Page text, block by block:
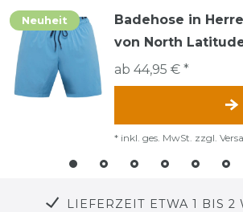
Neuheit
Badehose in
von North
ab 44,95 € *
* inkl. ges. MwSt. zzgl.
LIEFERZEIT ETWA 1 BIS 2